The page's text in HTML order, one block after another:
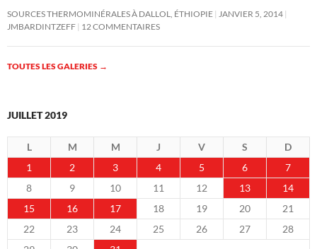
SOURCES THERMOMINÉRALES À DALLOL, ÉTHIOPIE JANVIER 5, 2014
JMBARDINTZEFF 12 COMMENTAIRES
TOUTES LES GALERIES →
JUILLET 2019
L M M J V S
D
1
2 3 4 5 6
7
8
9 10 11 12 13
14
15
16 17 18 19 20
21
22
23 24 25 26 27
28